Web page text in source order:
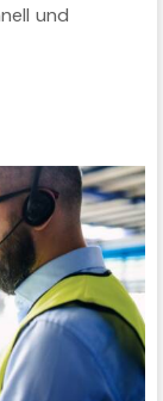
und